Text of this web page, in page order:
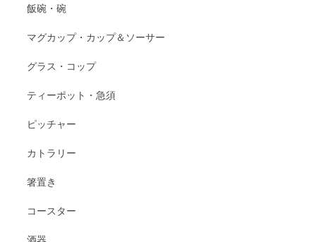
飯碗・碗
マグカップ・カップ＆ソーサー
グラス・コップ
ティーポット・急須
ピッチャー
カトラリー
箸置き
コースター